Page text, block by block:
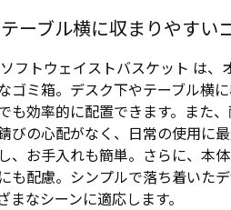
ーブル横に収まりやすい
フトウェイストバスケット は、
ゴミ箱。デスク下やテーブル横
も効率的に配置できます。また
びの心配がなく、日常の使用に
、お手入れも簡単。さらに、本
も配慮。シンプルで落ち着いた
まなシーンに適応します。